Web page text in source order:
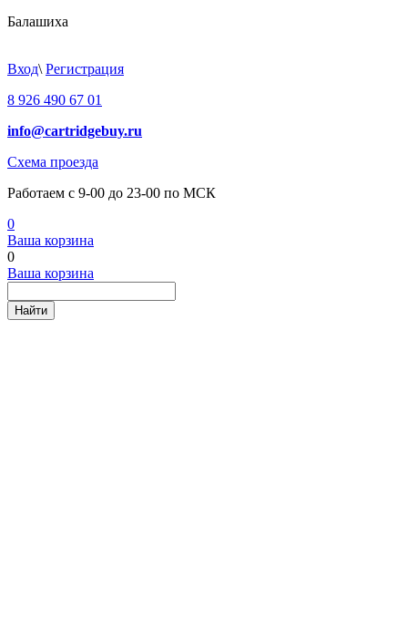
Балашиха
Вход\ Регистрация
8 926 490 67 01
info@cartridgebuy.ru
Схема проезда
Работаем с 9-00 до 23-00 по МСК
0
Ваша корзина
0
Ваша корзина
Найти